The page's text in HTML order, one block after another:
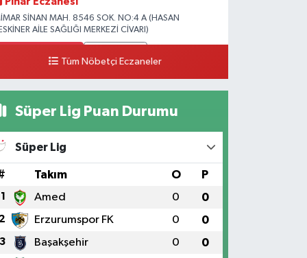
SİNAN MAH. 8546 SOK. NO:4 A (HASAN
AİLE SAĞLIĞI MERKEZİ CİVARI)
Tüm Nöbetçi Eczaneler
Süper Lig Puan Durumu
Süper Lig
Takım O P
1 Amed 0 0
2 Erzurumspor FK 0 0
3 Başakşehir 0 0